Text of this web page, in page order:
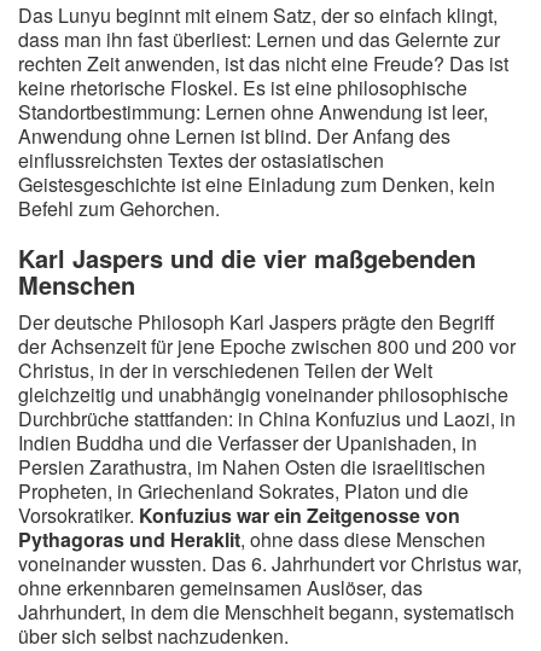
Das Lunyu beginnt mit einem Satz, der so einfach klingt,
dass man ihn fast überliest: Lernen und das Gelernte zur
rechten Zeit anwenden, ist das nicht eine Freude? Das ist
keine rhetorische Floskel. Es ist eine philosophische
Standortbestimmung: Lernen ohne Anwendung ist leer,
Anwendung ohne Lernen ist blind. Der Anfang des
einflussreichsten Textes der ostasiatischen
Geistesgeschichte ist eine Einladung zum Denken, kein
Befehl zum Gehorchen.
Karl Jaspers und die vier maßgebenden
Menschen
Der deutsche Philosoph Karl Jaspers prägte den Begriff
der Achsenzeit für jene Epoche zwischen 800 und 200 vor
Christus, in der in verschiedenen Teilen der Welt
gleichzeitig und unabhängig voneinander philosophische
Durchbrüche stattfanden: in China Konfuzius und Laozi, in
Indien Buddha und die Verfasser der Upanishaden, in
Persien Zarathustra, im Nahen Osten die israelitischen
Propheten, in Griechenland Sokrates, Platon und die
Vorsokratiker. Konfuzius war ein Zeitgenosse von
Pythagoras und Heraklit, ohne dass diese Menschen
voneinander wussten. Das 6. Jahrhundert vor Christus war,
ohne erkennbaren gemeinsamen Auslöser, das
Jahrhundert, in dem die Menschheit begann, systematisch
über sich selbst nachzudenken.